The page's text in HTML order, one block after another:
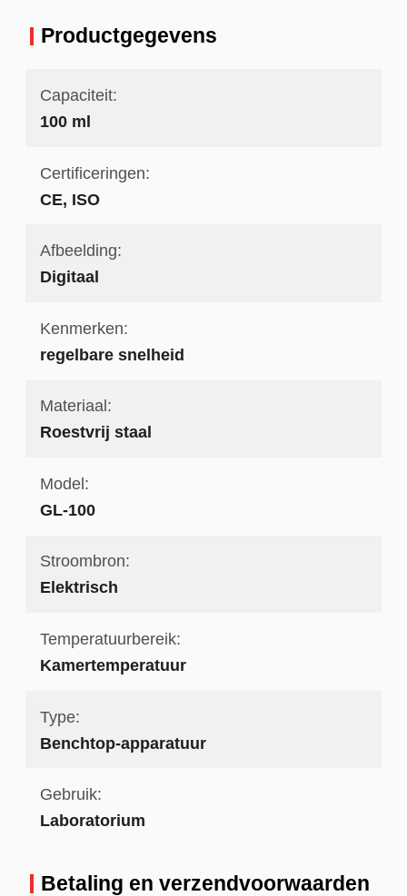
Productgegevens
Capaciteit:
100 ml
Certificeringen:
CE, ISO
Afbeelding:
Digitaal
Kenmerken:
regelbare snelheid
Materiaal:
Roestvrij staal
Model:
GL-100
Stroombron:
Elektrisch
Temperatuurbereik:
Kamertemperatuur
Type:
Benchtop-apparatuur
Gebruik:
Laboratorium
Betaling en verzendvoorwaarden